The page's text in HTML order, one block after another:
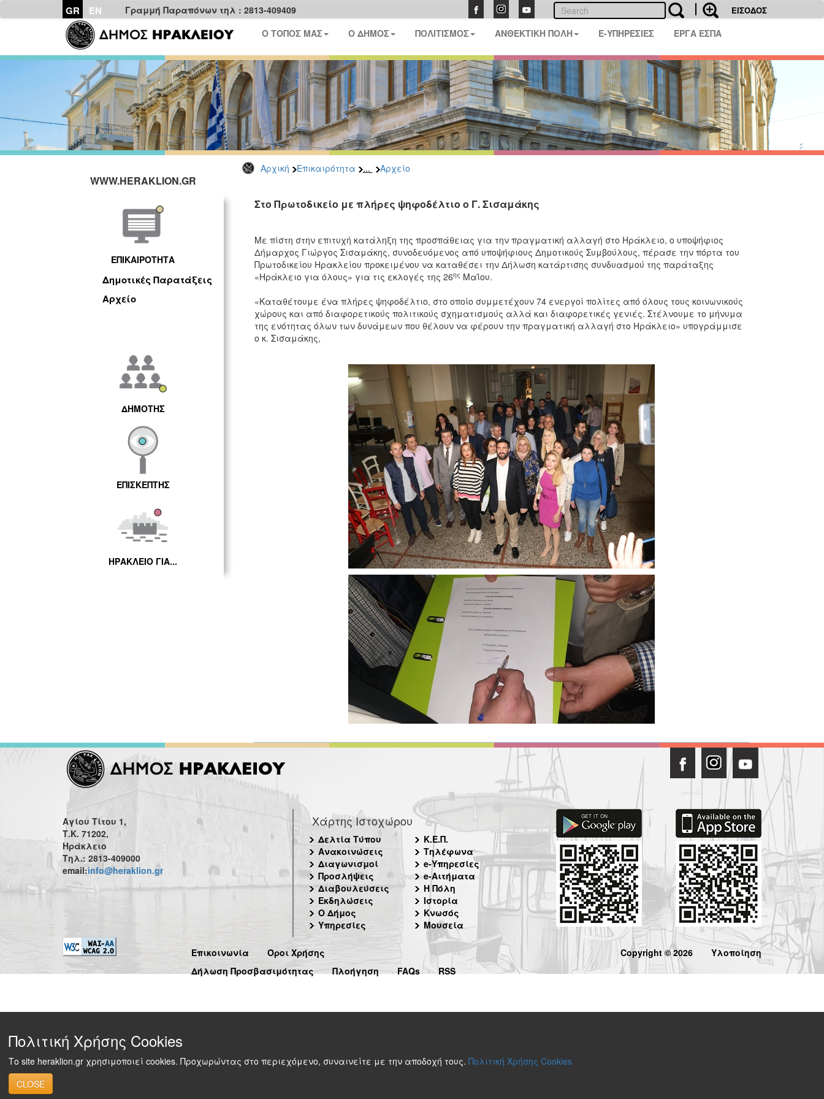
GR EN Γραμμή Παραπόνων τηλ : 2813-409409 ΕΙΣΟΔΟΣ
Ο ΤΟΠΟΣ ΜΑΣ Ο ΔΗΜΟΣ ΠΟΛΙΤΙΣΜΟΣ ΑΝΘΕΚΤΙΚΗ ΠΟΛΗ E-ΥΠΗΡΕΣΙΕΣ ΕΡΓΑ ΕΣΠΑ
Αρχική Επικαιρότητα ... Αρχείο
WWW.HERAKLION.GR
ΕΠΙΚΑΙΡΟΤΗΤΑ
Δημοτικές Παρατάξεις
Αρχείο
ΔΗΜΟΤΗΣ
ΕΠΙΣΚΕΠΤΗΣ
ΗΡΑΚΛΕΙΟ ΓΙΑ...
Στο Πρωτοδικείο με πλήρες ψηφοδέλτιο ο Γ. Σισαμάκης
Με πίστη στην επιτυχή κατάληξη της προσπάθειας για την πραγματική αλλαγή στο Ηράκλειο, ο υποψήφιος
Δήμαρχος Γιώργος Σισαμάκης, συνοδευόμενος από υποψήφιους Δημοτικούς Συμβούλους, πέρασε την πόρτα του
Πρωτοδικείου Ηρακλείου προκειμένου να καταθέσει την Δήλωση κατάρτισης συνδυασμού της παράταξης
«Ηράκλειο για όλους» για τις εκλογές της 26ης Μαΐου.
«Καταθέτουμε ένα πλήρες ψηφοδέλτιο, στο οποίο συμμετέχουν 74 ενεργοί πολίτες από όλους τους κοινωνικούς
χώρους και από διαφορετικούς πολιτικούς σχηματισμούς αλλά και διαφορετικές γενιές. Στέλνουμε το μήνυμα
της ενότητας όλων των δυνάμεων που θέλουν να φέρουν την πραγματική αλλαγή στο Ηράκλειο» υπογράμμισε
ο κ. Σισαμάκης,
Αγίου Τίτου 1,
Τ.Κ. 71202,
Ηράκλειο
Τηλ.: 2813-409000
email:info@heraklion.gr
Χάρτης Ιστοχώρου
Δελτία Τύπου
Ανακοινώσεις
Διαγωνισμοί
Προσλήψεις
Διαβουλεύσεις
Εκδηλώσεις
Ο Δήμος
Υπηρεσίες
Κ.Ε.Π.
Τηλέφωνα
e-Υπηρεσίες
e-Αιτήματα
Η Πόλη
Ιστορία
Κνωσός
Μουσεία
Επικοινωνία
Όροι Χρήσης
Δήλωση Προσβασιμότητας
Πλοήγηση FAQs RSS
Copyright © 2026 Υλοποίηση
Πολιτική Χρήσης Cookies
Το site heraklion.gr χρησιμοποιεί cookies. Προχωρώντας στο περιεχόμενο, συναινείτε με την αποδοχή τους. Πολιτική Χρήσης Cookies
CLOSE